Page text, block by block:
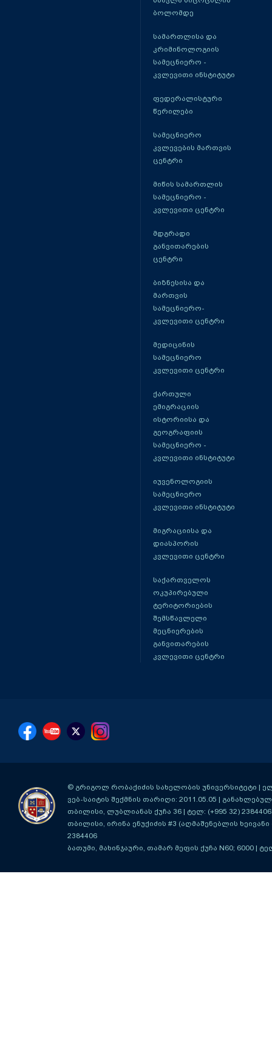
ბოლომდე
სამართლისა და
კრიმინოლოგიის
სამეცნიერო -
კვლევითი ინსტიტუტი
ფედერალისტური
წერილები
სამეცნიერო
კვლევების მართვის
ცენტრი
მიწის სამართლის
სამეცნიერო -
კვლევითი ცენტრი
მდგრადი
განვითარების
ცენტრი
ბიზნესისა და
მართვის
სამეცნიერო-
კვლევითი ცენტრი
მედიცინის
სამეცნიერო
კვლევითი ცენტრი
ქართული
ემიგრაციის
ისტორიისა და
გეოგრაფიის
სამეცნიერო -
კვლევითი ინსტიტუტი
იუვენოლოგიის
სამეცნიერო
კვლევითი ინსტიტუტი
მიგრაციისა და
დიასპორის
კვლევითი ცენტრი
საქართველოს
ოკუპირებული
ტერიტორიების
შემსწავლელი
მეცნიერების
განვითარების
კვლევითი ცენტრი
© გრიგოლ რობაქიძის სახელობის უნივერსიტეტი |
ვებ-საიტის შექმნის თარიღი: 2011.05.05 |
თბილისი, ლუბლიანას ქუჩა 36 | ტელ: (+995 32)
თბილისი, ირინა ენუქიძის #3 (აღმაშენებლის ხეივანი
2384406
ბათუმი, მახინჯაური, თამარ მეფის ქუჩა N60; 6000 |